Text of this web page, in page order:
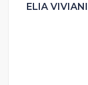
ELIA VIVIANI